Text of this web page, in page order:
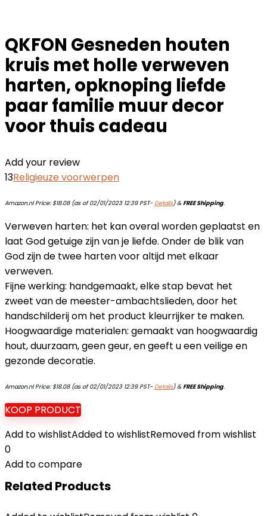
QKFON Gesneden houten
kruis met holle verweven
harten, opknoping liefde
paar familie muur decor
voor thuis cadeau
Add your review
13Religieuze voorwerpen
Amazon.nl Price: $18.08(as of 02/01/2023 12:39 PST-Details)&FREE Shipping.
Verweven harten: het kan overal worden geplaatst en
laat God getuige zijn van je liefde. Onder de blik van
God zijn de twee harten voor altijd met elkaar
verweven.
Fijne werking: handgemaakt, elke stap bevat het
zweet van de meester-ambachtslieden, door het
handschilderij om het product kleurrijker te maken.
Hoogwaardige materialen: gemaakt van hoogwaardig
hout, duurzaam, geen geur, en geeft u een veilige en
gezonde decoratie.
Amazon.nl Price: $18.08(as of 02/01/2023 12:39 PST-Details)&FREE Shipping.
KOOP PRODUCT
Add to wishlistAdded to wishlistRemoved from wishlist
0
Add to compare
Related Products